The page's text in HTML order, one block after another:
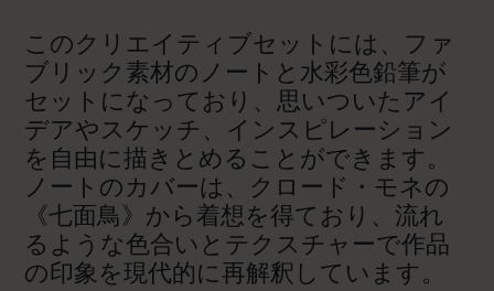
このクリエイティブセットには、ファ
ブリック素材のノートと水彩色鉛筆が
セットになっており、思いついたアイ
デアやスケッチ、インスピレーション
を自由に描きとめることができます。
ノートのカバーは、クロード・モネの
《七面鳥》から着想を得ており、流れ
るような色合いとテクスチャーで作品
の印象を現代的に再解釈しています。